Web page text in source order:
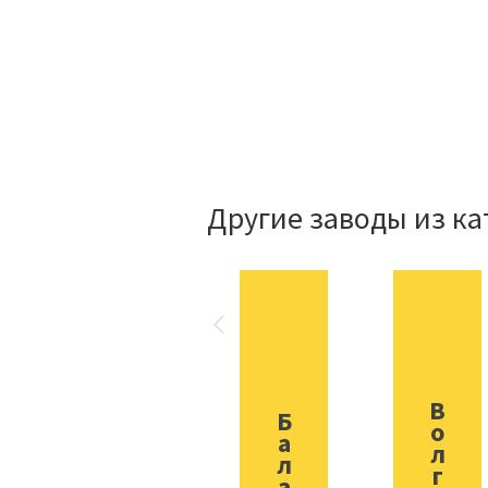
Другие заводы из
Б
а
л
В
о
л
г